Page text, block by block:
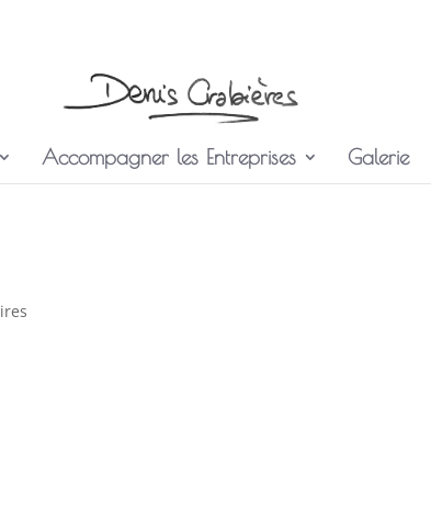
Accompagner les Entreprises Galerie